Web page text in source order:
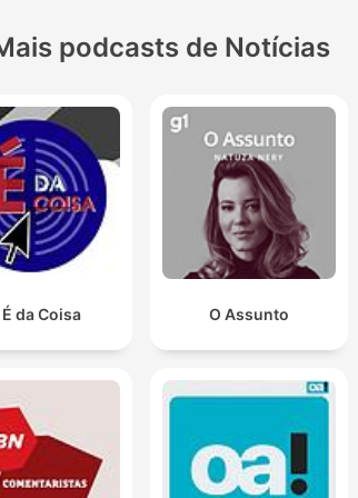
grafico è di
produzione è
I fonici di
Bertolotti,
Andrea
Filippo
Emanuele
Ricci, Luca
SEIETRENTA
realizzato
di Good
podcasts de Notícias
É da Coisa O Assunto